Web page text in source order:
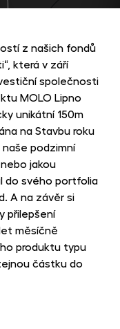
z našich fondů
která v září
společnosti
MOLO Lipno
unikátní 150m
na Stavbu roku
podzimní
nebo jakou
do svého portfolia
A na závěr si
přilepšení
měsíčně
produktu typu
částku do